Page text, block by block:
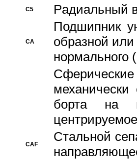
C5 Pадиальный
CA
Подшипник
образной
нормального
борта на
CAF
Стальной